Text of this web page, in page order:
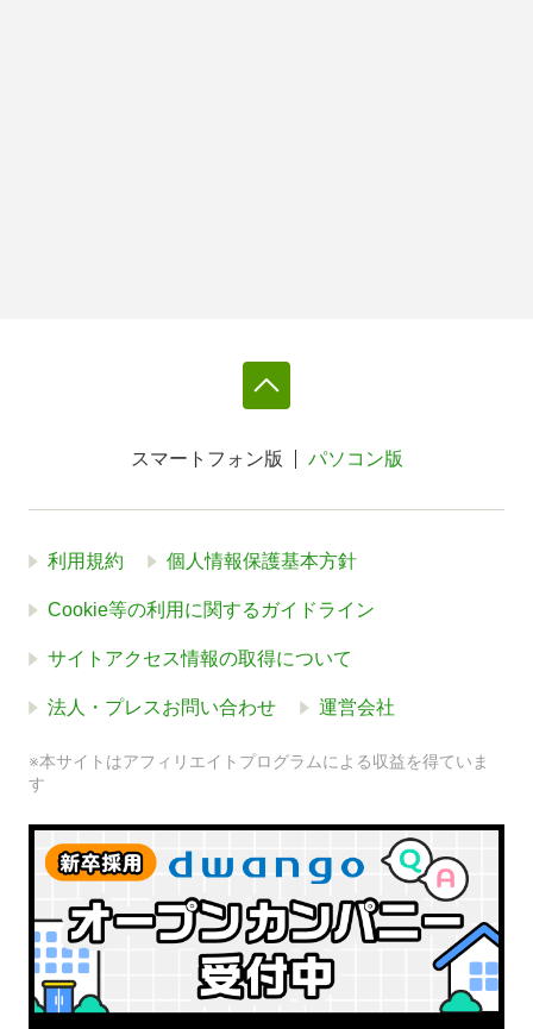
スマートフォン版 パソコン版
利用規約 個人情報保護基本方針
Cookie等の利用に関するガイドライン
サイトアクセス情報の取得について
法人・プレスお問い合わせ 運営会社
※本サイトはアフィリエイトプログラムによる収益を得ていま
す